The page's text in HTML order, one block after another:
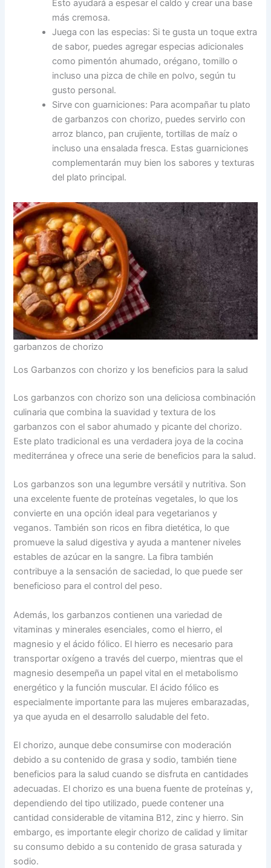
Esto ayudará a espesar el caldo y crear una base
más cremosa.
Juega con las especias: Si te gusta un toque extra
de sabor, puedes agregar especias adicionales
como pimentón ahumado, orégano, tomillo o
incluso una pizca de chile en polvo, según tu
gusto personal.
Sirve con guarniciones: Para acompañar tu plato
de garbanzos con chorizo, puedes servirlo con
arroz blanco, pan crujiente, tortillas de maíz o
incluso una ensalada fresca. Estas guarniciones
complementarán muy bien los sabores y texturas
del plato principal.
garbanzos de chorizo
Los Garbanzos con chorizo y los beneficios para la salud
Los garbanzos con chorizo son una deliciosa combinación
culinaria que combina la suavidad y textura de los
garbanzos con el sabor ahumado y picante del chorizo.
Este plato tradicional es una verdadera joya de la cocina
mediterránea y ofrece una serie de beneficios para la salud.
Los garbanzos son una legumbre versátil y nutritiva. Son
una excelente fuente de proteínas vegetales, lo que los
convierte en una opción ideal para vegetarianos y
veganos. También son ricos en fibra dietética, lo que
promueve la salud digestiva y ayuda a mantener niveles
estables de azúcar en la sangre. La fibra también
contribuye a la sensación de saciedad, lo que puede ser
beneficioso para el control del peso.
Además, los garbanzos contienen una variedad de
vitaminas y minerales esenciales, como el hierro, el
magnesio y el ácido fólico. El hierro es necesario para
transportar oxígeno a través del cuerpo, mientras que el
magnesio desempeña un papel vital en el metabolismo
energético y la función muscular. El ácido fólico es
especialmente importante para las mujeres embarazadas,
ya que ayuda en el desarrollo saludable del feto.
El chorizo, aunque debe consumirse con moderación
debido a su contenido de grasa y sodio, también tiene
beneficios para la salud cuando se disfruta en cantidades
adecuadas. El chorizo es una buena fuente de proteínas y,
dependiendo del tipo utilizado, puede contener una
cantidad considerable de vitamina B12, zinc y hierro. Sin
embargo, es importante elegir chorizo de calidad y limitar
su consumo debido a su contenido de grasa saturada y
sodio.